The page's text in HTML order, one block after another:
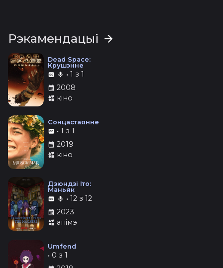
Рэкамендацыі
Dead Space:
Крушэнне
• 1 з 1
2008
кіно
Сонцастаянне
• 1 з 1
2019
кіно
Дзюндзі Іто:
Маньяк
• 12 з 12
2023
анімэ
Umfend
• 0 з 1